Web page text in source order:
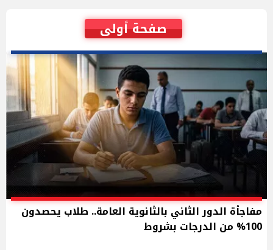
صفحة أولى
مفاجأة الدور الثاني بالثانوية العامة.. طلاب يحصدون
100% من الدرجات بشروط